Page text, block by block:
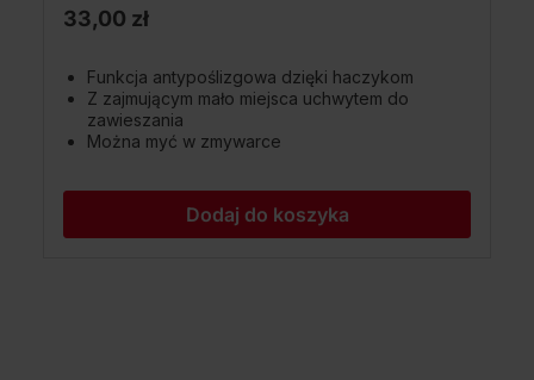
33,00 zł
Funkcja antypoślizgowa dzięki haczykom
Z zajmującym mało miejsca uchwytem do
zawieszania
Można myć w zmywarce
Dodaj do koszyka